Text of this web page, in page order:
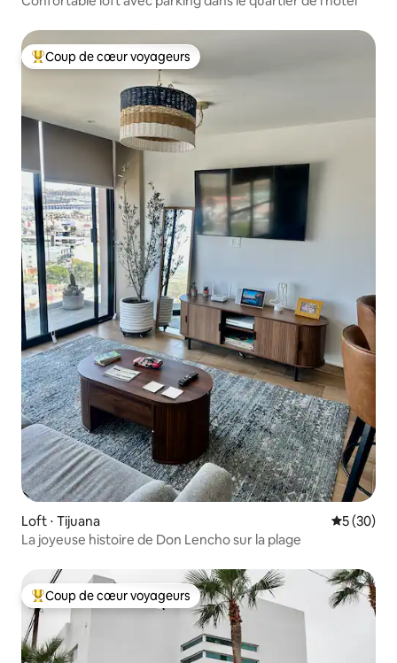
Coups de cœur voyageurs les plus appréciés
Coup de cœur voyageurs
Loft ⋅ Tijuana
5 (30)
La joyeuse histoire de Don Lencho sur la plage
Coups de cœur voyageurs les plus appréciés
Coup de cœur voyageurs